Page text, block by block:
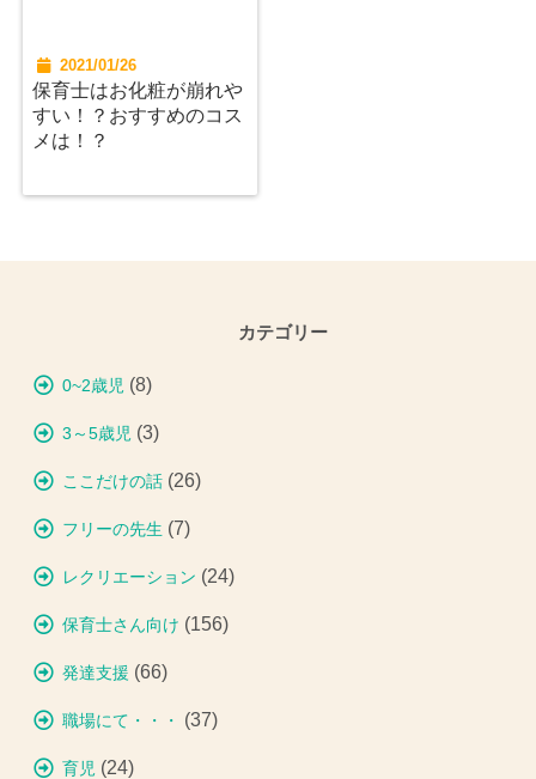
2021/01/26
保育士はお化粧が崩れや
すい！？おすすめのコス
メは！？
カテゴリー
0~2歳児 (8)
3～5歳児 (3)
ここだけの話 (26)
フリーの先生 (7)
レクリエーション (24)
保育士さん向け (156)
発達支援 (66)
職場にて・・・ (37)
育児 (24)